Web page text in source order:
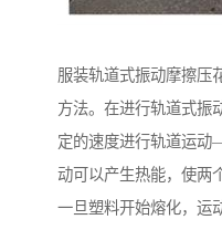
服装轨道式振动摩擦压
方法。在进行轨道式振
定的速度进行轨道运
动可以产生热能，使两
一旦塑料开始熔化，运